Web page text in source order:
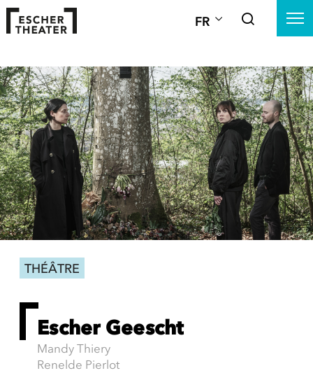
FR
THÉÂTRE
Escher Geescht
Mandy Thiery
Renelde Pierlot